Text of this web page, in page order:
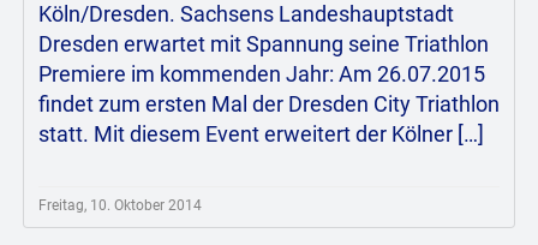
Köln/Dresden. Sachsens Landeshauptstadt
Dresden erwartet mit Spannung seine Triathlon
Premiere im kommenden Jahr: Am 26.07.2015
findet zum ersten Mal der Dresden City Triathlon
statt. Mit diesem Event erweitert der Kölner […]
Freitag, 10. Oktober 2014